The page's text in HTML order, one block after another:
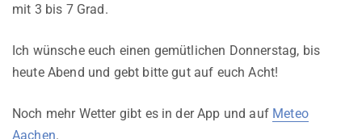
mit 3 bis 7 Grad.
Ich wünsche euch einen gemütlichen Donnerstag, bis
heute Abend und gebt bitte gut auf euch Acht!
Noch mehr Wetter gibt es in der App und auf Meteo
Aachen.